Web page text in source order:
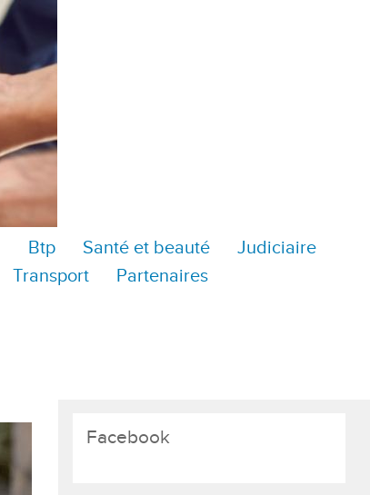
Btp Santé et beauté
Judiciaire
Transport Partenaires
Facebook